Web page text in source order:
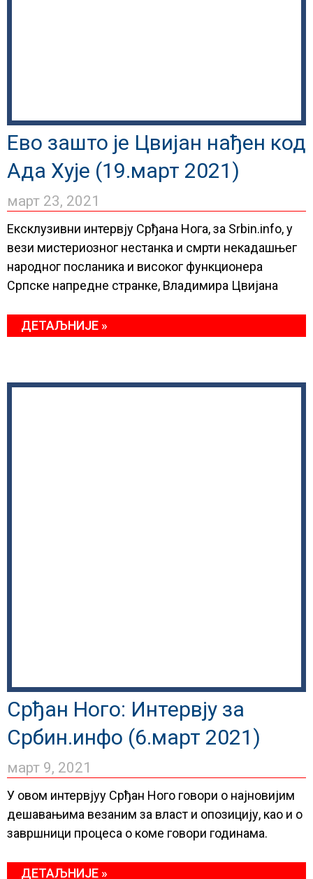
Ево зашто је Цвијан нађен код
Ада Хује (19.март 2021)
март 23, 2021
Ексклузивни интервју Срђана Нога, за Srbin.info, у
вези мистериозног нестанка и смрти некадашњег
народног посланика и високог функционера
Српске напредне странке, Владимира Цвијана
ДЕТАЉНИЈЕ »
Срђан Ного: Интервју за
Србин.инфо (6.март 2021)
март 9, 2021
У овом интервјуу Срђан Ного говори о најновијим
дешавањима везаним за власт и опозицију, као и о
завршници процеса о коме говори годинама.
ДЕТАЉНИЈЕ »